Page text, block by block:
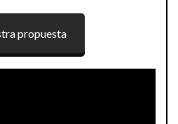
propuesta